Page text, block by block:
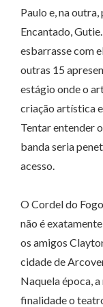
Paulo e, na
Encantado,
esbarrasse com
outras 15
estágio onde o
criação artística
Tentar entender
banda seria
acesso.
O Cordel do
não é
os amigos
cidade de
Naquela época,
finalidade o